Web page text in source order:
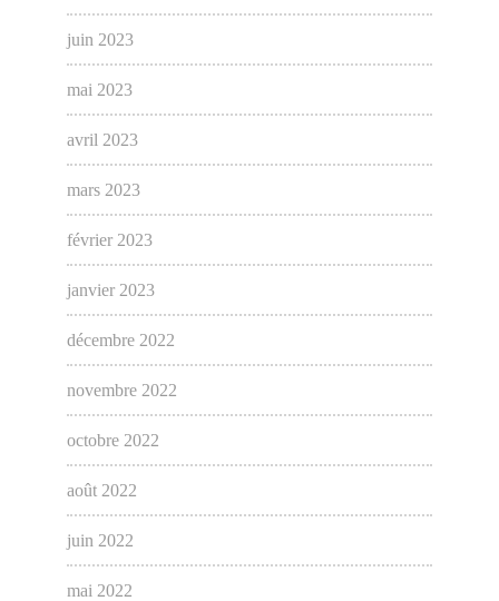
juin 2023
mai 2023
avril 2023
mars 2023
février 2023
janvier 2023
décembre 2022
novembre 2022
octobre 2022
août 2022
juin 2022
mai 2022